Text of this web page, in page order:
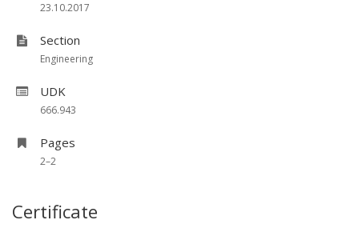
23.10.2017
Section
Engineering
UDK
666.943
Pages
2–2
Certificate